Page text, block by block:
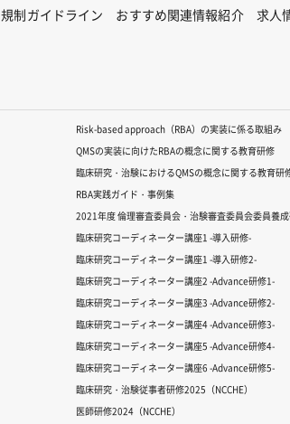
規制ガイドライン おすすめ関連情報紹介 求人
Risk-based approach（RBA）の実装に係る取組み
QMSの実装に向けたRBAの概念に関する教育研修
臨床研究・治験におけるQMSの概念に関する教育研
RBA実践ガイド・事例集
2021年度 倫理審査委員会・治験審査委員会委員養
臨床研究コーディネーター講座1 -導入研修-
臨床研究コーディネーター講座1 -導入研修2-
臨床研究コーディネーター講座2 -Advance研修1-
臨床研究コーディネーター講座3 -Advance研修2-
臨床研究コーディネーター講座4 -Advance研修3-
臨床研究コーディネーター講座5 -Advance研修4-
臨床研究コーディネーター講座6 -Advance研修5-
臨床研究・治験従事者研修2025（NCCHE）
医師研修2024（NCCHE）